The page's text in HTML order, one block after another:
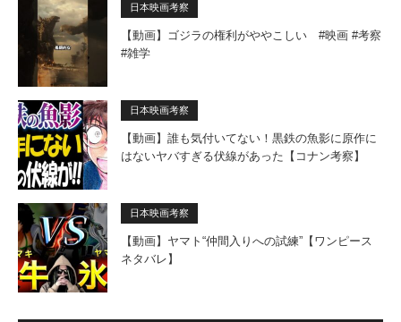
日本映画考察
【動画】ゴジラの権利がややこしい #映画 #考察
#雑学
日本映画考察
【動画】誰も気付いてない！黒鉄の魚影に原作に
はないヤバすぎる伏線があった【コナン考察】
日本映画考察
【動画】ヤマト“仲間入りへの試練”【ワンピース
ネタバレ】